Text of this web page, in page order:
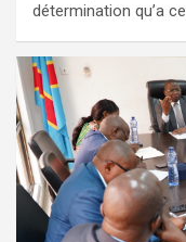
détermination qu’a